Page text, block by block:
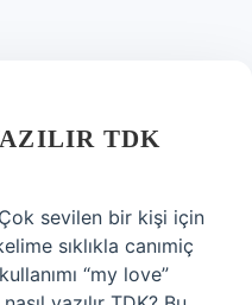
TDK
Çok sevilen bir kişi için
sıklıkla canımiç
“my love”